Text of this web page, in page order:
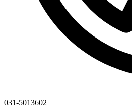
031-5013602